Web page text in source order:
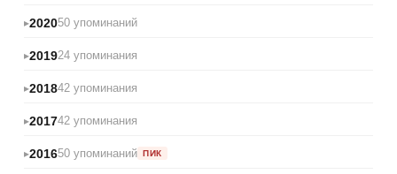
202050 упоминаний
201924 упоминания
201842 упоминания
201742 упоминания
201650 упоминаний ПИК